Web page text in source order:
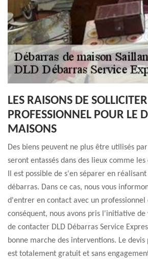
LES RAISONS DE
PROFESSIONNEL POUR LE
MAISONS
Des biens peuvent ne plus être utilisés
seront entassés dans des lieux comme
Il est possible de s'en séparer en
débarras. Dans ce cas, nous vous
d'entrer en contact avec un
conséquent, nous avons pris l'initiative
de contacter DLD Débarras Service
bonne marche des interventions. Le
est totalement gratuit et sans